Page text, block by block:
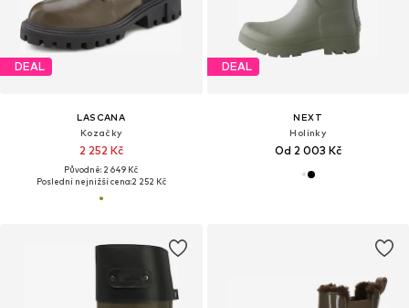
DEAL
LASCANA
Kozačky
2 252 Kč
Původně: 2 649 Kč
Poslední nejnižší cena:2 252 Kč
DEAL
NEXT
Holínky
Od 2 003 Kč